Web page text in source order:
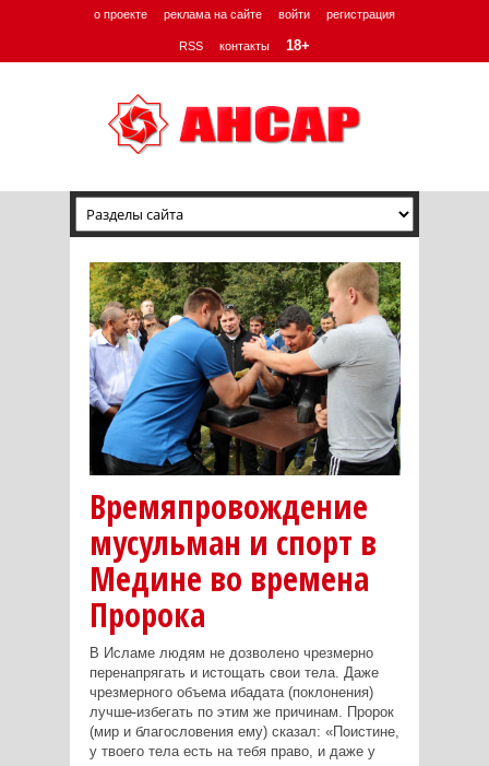
о проекте реклама на сайте войти регистрация
RSS контакты 18+
Времяпровождение
мусульман и спорт в
Медине во времена
Пророка
В Исламе людям не дозволено чрезмерно
перенапрягать и истощать свои тела. Даже
чрезмерного объема ибадата (поклонения)
лучше избегать по этим же причинам. Пророк
(мир и благословения ему) сказал: «Поистине,
у твоего тела есть на тебя право, и даже у